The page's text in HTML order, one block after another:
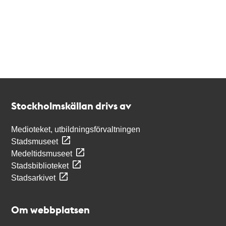
Stockholmskällan drivs av
Medioteket, utbildningsförvaltningen
Stadsmuseet
Medeltidsmuseet
Stadsbiblioteket
Stadsarkivet
Om webbplatsen